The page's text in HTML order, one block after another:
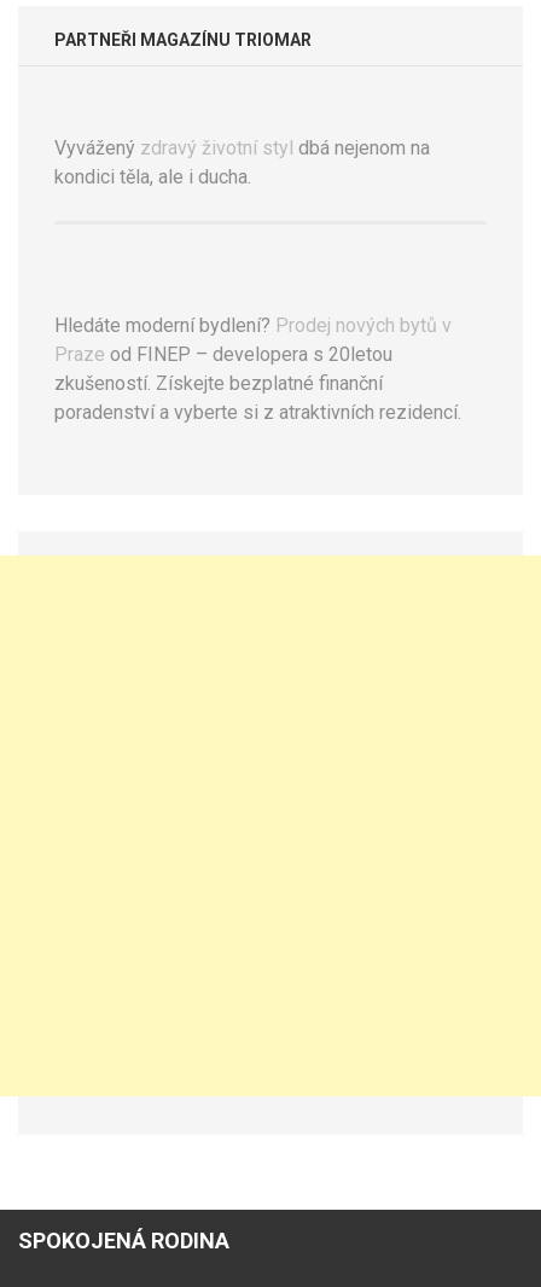
PARTNEŘI MAGAZÍNU TRIOMAR
Vyvážený zdravý životní styl dbá nejenom na
kondici těla, ale i ducha.
Hledáte moderní bydlení? Prodej nových bytů v
Praze od FINEP – developera s 20letou
zkušeností. Získejte bezplatné finanční
poradenství a vyberte si z atraktivních rezidencí.
SPOKOJENÁ RODINA